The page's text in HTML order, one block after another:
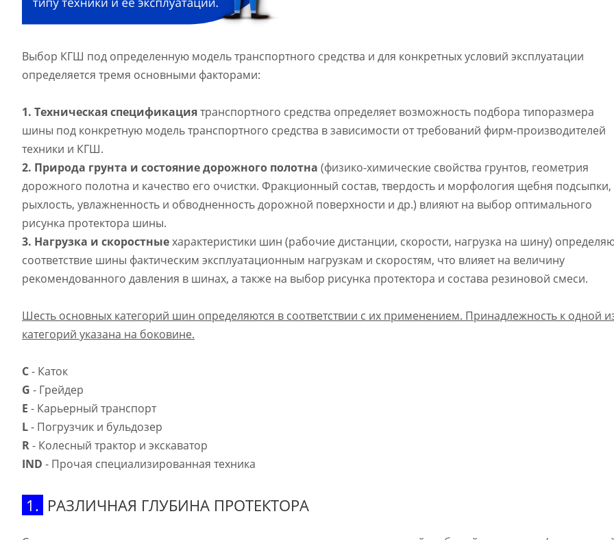
Выбор КГШ под определенную модель транспортного средства и для конкретных условий эксплуатации
определяется тремя основными факторами:
1. Техническая спецификациятранспортного средства определяет возможность подбора типоразмера
шины под конкретную модель транспортного средства в зависимости от требований фирм-производителей
техники и КГШ.
2. Природа грунта и состояние дорожного полотна (физико-химические свойства грунтов, геометрия
дорожного полотна и качество его очистки. Фракционный состав, твердость и морфология щебня подсыпки,
рыхлость, увлажненность и обводненность дорожной поверхности и др.) влияют на выбор оптимального
рисунка протектора шины.
3. Нагрузка и скоростныехарактеристики шин (рабочие дистанции, скорости, нагрузка на шину)
соответствие шины фактическим эксплуатационным нагрузкам и скоростям, что влияет на величину
рекомендованного давления в шинах, а также на выбор рисунка протектора и состава резиновой смеси.
Шесть основных категорий шин определяются в соответствии с их применением. Принадлежность к одной
категорий указана на боковине.
C- Каток
G - Грейдер
E - Карьерный транспорт
L- Погрузчик и бульдозер
R- Колесный трактор и экскаватор
IND - Прочая специализированная техника
1. РАЗЛИЧНАЯ ГЛУБИНА ПРОТЕКТОРА